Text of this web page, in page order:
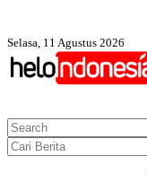
Selasa, 11 Agustus 2026